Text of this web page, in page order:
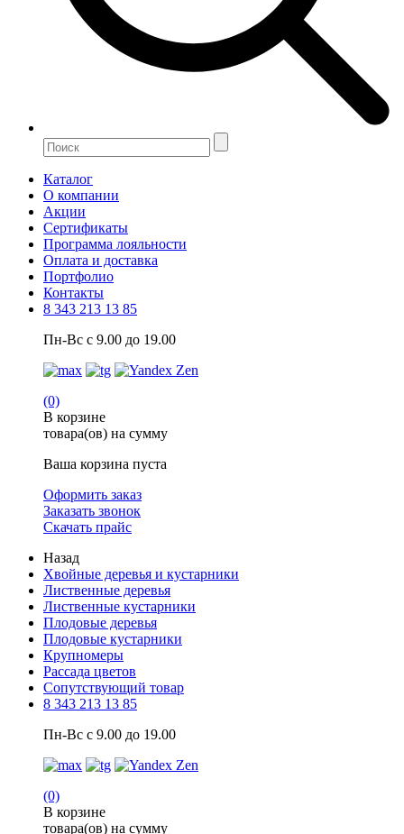
Каталог
О компании
Акции
Сертификаты
Программа лояльности
Оплата и доставка
Портфолио
Контакты
8 343 213 13 85
Пн-Вс с 9.00 до 19.00
(0)
В корзине
товара(ов) на сумму
Ваша корзина пуста
Оформить заказ
Заказать звонок
Скачать прайс
Назад
Хвойные деревья и кустарники
Лиственные деревья
Лиственные кустарники
Плодовые деревья
Плодовые кустарники
Крупномеры
Рассада цветов
Сопутствующий товар
8 343 213 13 85
Пн-Вс с 9.00 до 19.00
(0)
В корзине
товара(ов) на сумму